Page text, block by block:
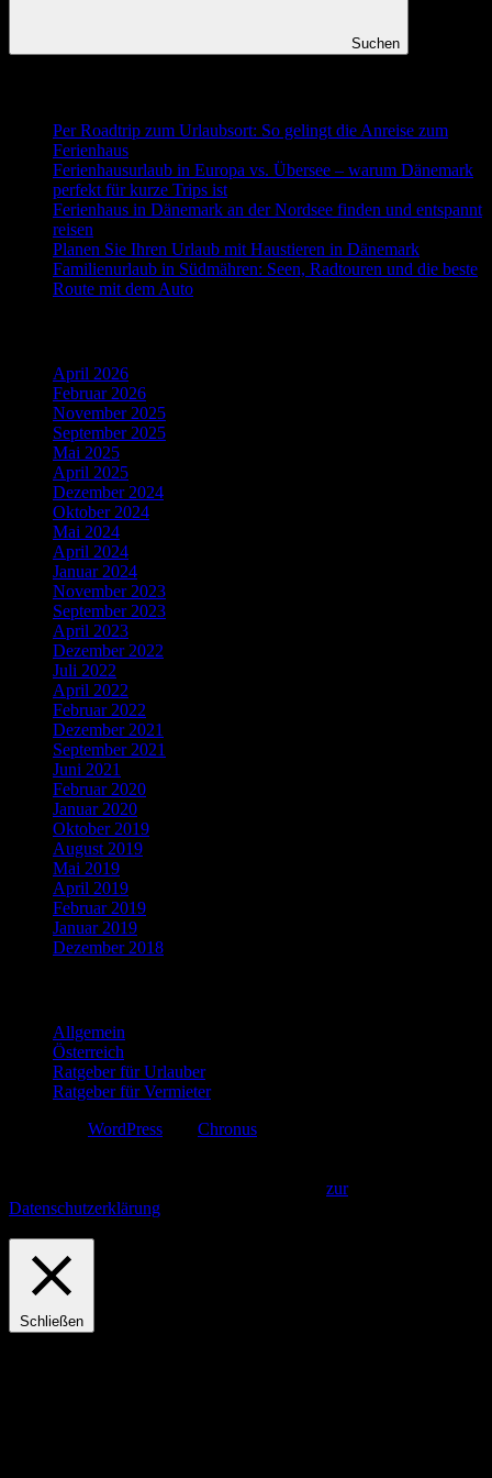
Suchen
Per Roadtrip zum Urlaubsort: So gelingt die Anreise zum
Ferienhaus
Ferienhausurlaub in Europa vs. Übersee – warum Dänemark
perfekt für kurze Trips ist
Ferienhaus in Dänemark an der Nordsee finden und entspannt
reisen
Planen Sie Ihren Urlaub mit Haustieren in Dänemark
Familienurlaub in Südmähren: Seen, Radtouren und die beste
Route mit dem Auto
April 2026
Februar 2026
November 2025
September 2025
Mai 2025
April 2025
Dezember 2024
Oktober 2024
Mai 2024
April 2024
Januar 2024
November 2023
September 2023
April 2023
Dezember 2022
Juli 2022
April 2022
Februar 2022
Dezember 2021
September 2021
Juni 2021
Februar 2020
Januar 2020
Oktober 2019
August 2019
Mai 2019
April 2019
Februar 2019
Januar 2019
Dezember 2018
Allgemein
Österreich
Ratgeber für Urlauber
Ratgeber für Vermieter
WordPress Chronus
zur
Datenschutzerklärung
Schließen